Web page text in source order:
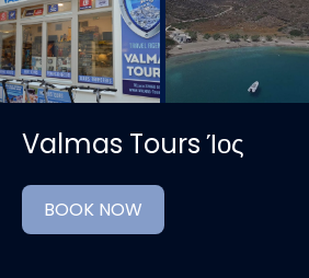
Valmas Tours Ίος
BOOK NOW